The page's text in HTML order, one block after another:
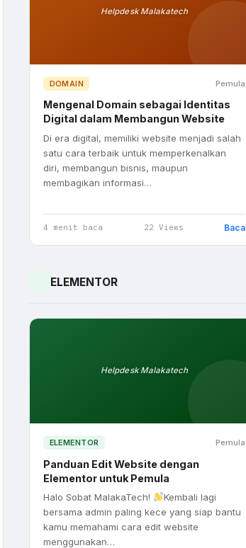
Helpdesk Malakatech
DOMAIN Pemula
Mengenal Domain sebagai Identitas
Digital dalam Membangun Website
Di era digital, memiliki website menjadi salah
satu cara terbaik untuk memperkenalkan
diri, membangun bisnis, maupun
membagikan informasi…
4 menit baca 22 Views Baca
ELEMENTOR
Helpdesk Malakatech
ELEMENTOR Pemula
Panduan Edit Website dengan
Elementor untuk Pemula
Halo Sobat MalakaTech!
Kembali lagi
bersama admin paling kece yang siap bantu
kamu memahami cara edit website
menggunakan…